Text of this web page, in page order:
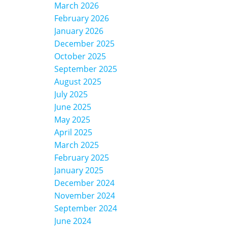
March 2026
February 2026
January 2026
December 2025
October 2025
September 2025
August 2025
July 2025
June 2025
May 2025
April 2025
March 2025
February 2025
January 2025
December 2024
November 2024
September 2024
June 2024